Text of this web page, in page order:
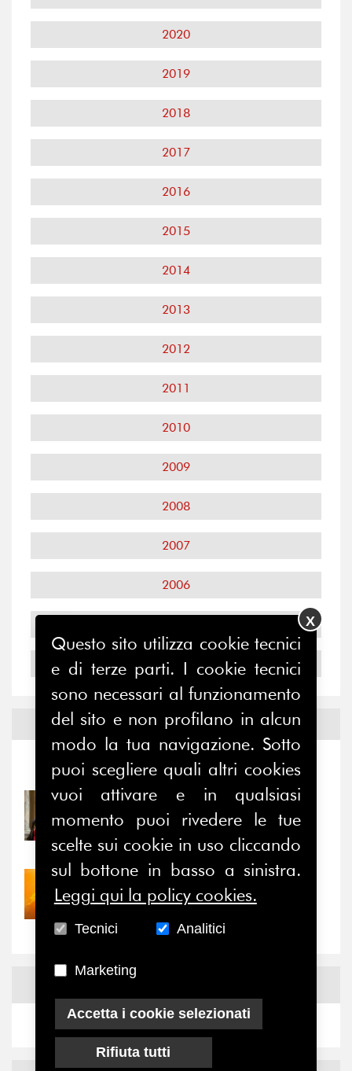
2020
2019
2018
2017
2016
2015
2014
2013
2012
2011
2010
2009
2008
2007
2006
2004
Notizie edEventi
Notizie-Eventi
Prima della pausa estiva,
il valore di...
Nove anni dopo la
“grande cecità”: la...
News
Questo sito utilizza cookie tecnici
e di terze parti. I cookie tecnici
sono necessari al funzionamento
del sito e non profilano in alcun
modo la tua navigazione. Sotto
puoi scegliere quali altri cookies
vuoi attivare e in qualsiasi
momento puoi rivedere le tue
scelte sui cookie in uso cliccando
sul bottone in basso a sinistra.
Leggi qui la policy cookies.
Tecnici Analitici
Marketing
Accetta i cookie selezionati
Rifiuta tutti
X